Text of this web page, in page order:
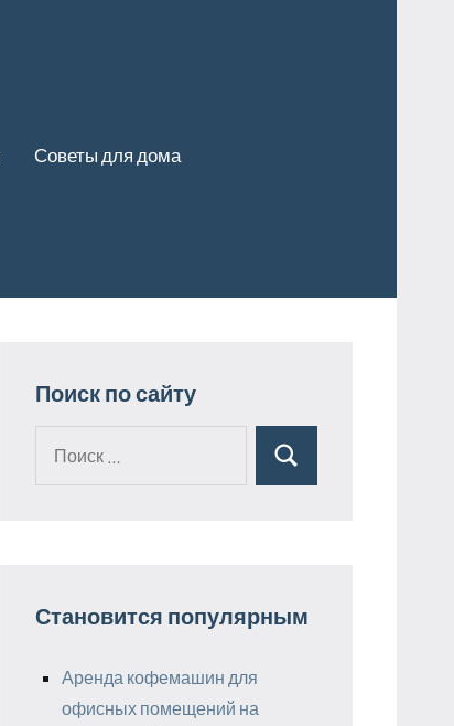
Советы для дома
Поиск по сайту
Поиск
Становится популярным
Аренда кофемашин для
офисных помещений на